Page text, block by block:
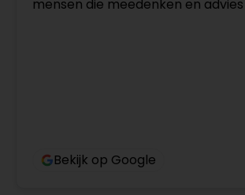
mensen die meedenken en
Bekijk op Google